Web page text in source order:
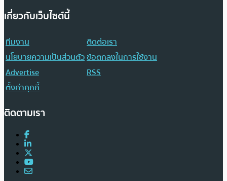
เกี่ยวกับเว็บไซต์นี้
ทีมงาน
ติดต่อเรา
นโยบายความเป็นส่วนตัวข้อตกลงในการใช้งาน
Advertise
RSS
ตั้งค่าคุกกี้
ติดตามเรา